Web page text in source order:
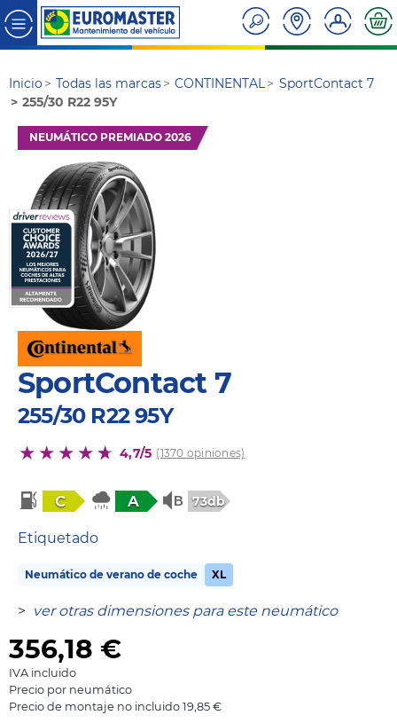
Inicio Todas las marcas CONTINENTAL
SportContact 7
255/30 R22 95Y
NEUMÁTICO PREMIADO 2026
SportContact 7
255/30 R22 95Y
4,7/5 (1370 opiniones)
C A 73db
Etiquetado
Neumático de verano de coche XL
> ver otras dimensiones para este neumático
356,18 €
IVA incluido
Precio por neumático
Precio de montaje no incluido 19,85 €